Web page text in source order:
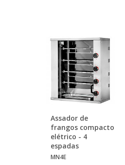
Assador de
frangos compacto
elétrico - 4
espadas
MN4E